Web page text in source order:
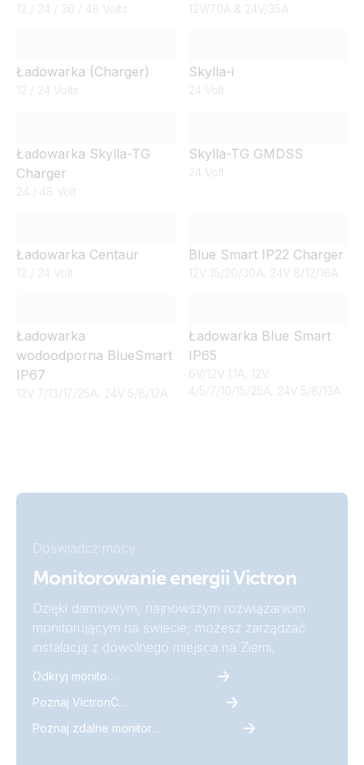
12 / 24 / 36 / 48 Volts 12V/70A & 24V/35A
Ładowarka (Charger)
12 / 24 Volts
Skylla-i
24 Volt
Ładowarka Skylla-TG
Charger
24 / 48 Volt
Skylla-TG GMDSS
24 Volt
Ładowarka Centaur
12 / 24 Volt
Blue Smart IP22 Charger
12V 15/20/30A, 24V 8/12/16A
Ładowarka
wodoodporna BlueSmart
IP67
12V 7/13/17/25A, 24V 5/8/12A
Ładowarka Blue Smart
IP65
6V/12V 1.1A, 12V
4/5/7/10/15/25A, 24V 5/8/13A
Doświadcz mocy
Monitorowanie energii Victron
Dzięki darmowym, najnowszym rozwiązaniom
monitorującym na świecie, możesz zarządzać
instalacją z dowolnego miejsca na Ziemi.
Odkryj monitoring
Poznaj VictronConnect
Poznaj zdalne monitorowanie Victron